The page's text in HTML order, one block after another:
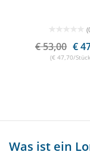
€ 53,00 €
(€ 47,70/
Was ist ein